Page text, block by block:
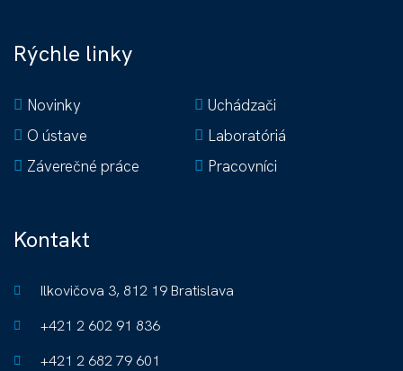
Rýchle linky
Novinky
Uchádzači
O ústave
Laboratóriá
Záverečné práce
Pracovníci
Kontakt
Ilkovičova 3, 812 19 Bratislava
+421 2 602 91 836
+421 2 682 79 601